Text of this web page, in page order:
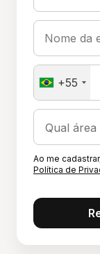
Nome da
+55
Ao me
Política de